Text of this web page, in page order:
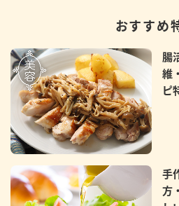
スープ
クイック調味料
カンタン酢
お酢ドリンク
味ぽん
ぽん酢
かおりの蔵
つゆ
鍋なび
ミツカングループについて
企業理念
ミツカンの歴史
ミツカンを知る
環境への取り組み
水の文化センター（
採用情報
ニュースリリース
おすすめ
腸
維
ピ
手
方